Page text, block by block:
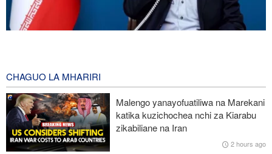
Trump anazidi kuchanganyikiwa kuhusu ulipizaji kisasi wa Iran,
amkabili Hegseth kuhusu uhaba wa silaha
Kituo kikubwa zaidi cha matibabu ya Ebola DRC huku
maambukizi yakienea
CHAGUO LA MHARIRI
Malengo yanayofuatiliwa na Marekani
katika kuzichochea nchi za Kiarabu
zikabiliane na Iran
2 hours ago